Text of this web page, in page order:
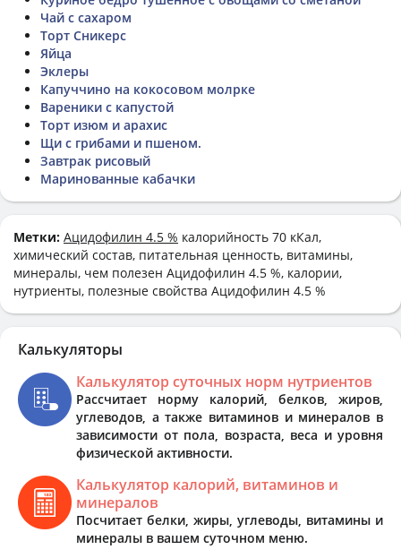
Чай с сахаром
Торт Сникерс
Яйца
Эклеры
Капуччино на кокосовом молрке
Вареники с капустой
Торт изюм и арахис
Щи с грибами и пшеном.
Завтрак рисовый
Маринованные кабачки
Метки: Ацидофилин 4.5 % калорийность 70 кКал,
химический состав, питательная ценность, витамины,
минералы, чем полезен Ацидофилин 4.5 %, калории,
нутриенты, полезные свойства Ацидофилин 4.5 %
Калькуляторы
Калькулятор суточных норм нутриентов
Рассчитает норму калорий, белков, жиров,
углеводов, а также витаминов и минералов в
зависимости от пола, возраста, веса и уровня
физической активности.
Калькулятор калорий, витаминов и
минералов
Посчитает белки, жиры, углеводы, витамины и
минералы в вашем суточном меню.